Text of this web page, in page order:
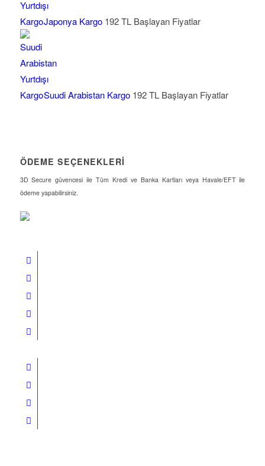
Japonya Kargo 192 TL Başlayan Fiyatlar
Suudi Arabistan Kargo 192 TL Başlayan Fiyatlar
ÖDEME SEÇENEKLERİ
3D Secure güvencesi ile Tüm Kredi ve Banka Kartları veya Havale/EFT ile
ödeme yapabilirsiniz.